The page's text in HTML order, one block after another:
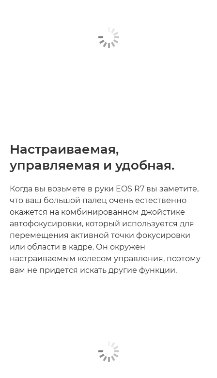
Настраиваемая,
управляемая и удобная.
Когда вы возьмете в руки EOS R7 вы заметите,
что ваш большой палец очень естественно
окажется на комбинированном джойстике
автофокусировки, который используется для
перемещения активной точки фокусировки
или области в кадре. Он окружен
настраиваемым колесом управления, поэтому
вам не придется искать другие функции.